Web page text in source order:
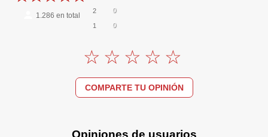
1.286 en total
2 0
1 0
COMPARTE TU OPINIÓN
Opiniones de usuarios